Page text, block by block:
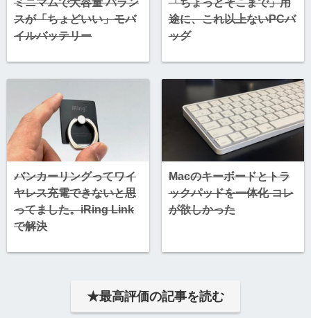
ミニマムで大容量 バラン
スが「ちょどいい」モバ
イルバッテリー
「ちょっとそこまで」用
途に、これ以上ないPCバ
ッグ
バンカーリングってワイ
ヤレス充電できないと思
ってました。iRing Link
で解決
Macのキーボードとトラ
ックパッドを一体化 コレ
が欲しかった
★最高評価の記事を読む